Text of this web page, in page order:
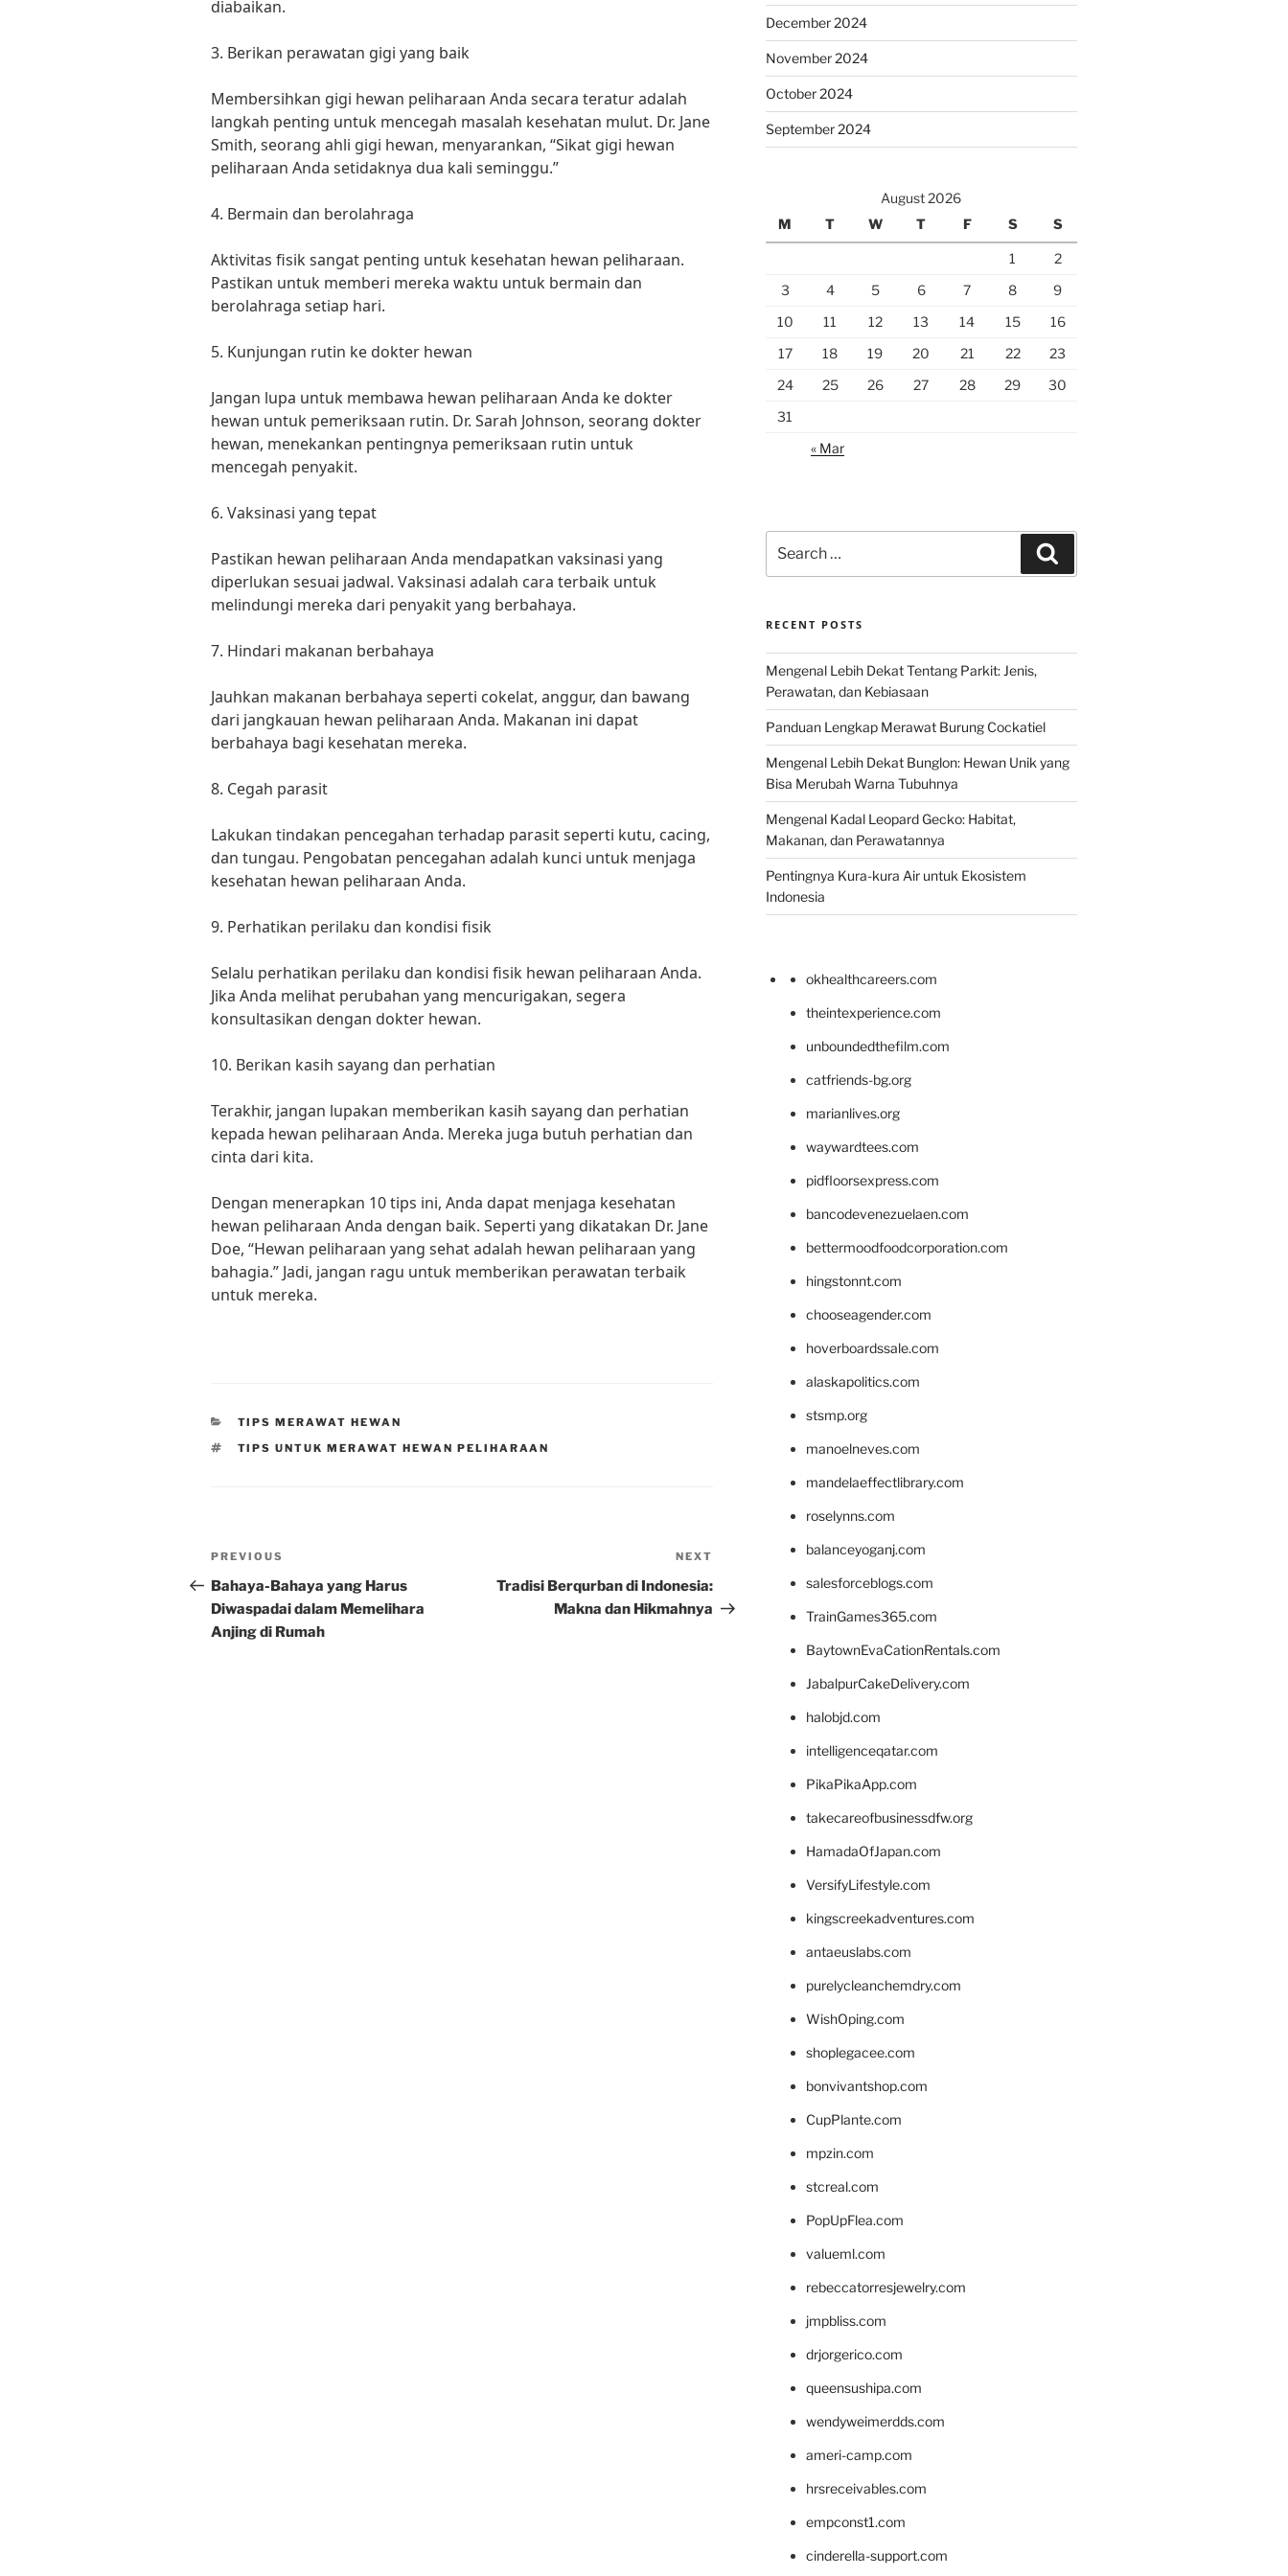
diabaikan.
3. Berikan perawatan gigi yang baik
Membersihkan gigi hewan peliharaan Anda secara teratur adalah
langkah penting untuk mencegah masalah kesehatan mulut. Dr. Jane
Smith, seorang ahli gigi hewan, menyarankan, “Sikat gigi hewan
peliharaan Anda setidaknya dua kali seminggu.”
4. Bermain dan berolahraga
Aktivitas fisik sangat penting untuk kesehatan hewan peliharaan.
Pastikan untuk memberi mereka waktu untuk bermain dan
berolahraga setiap hari.
5. Kunjungan rutin ke dokter hewan
Jangan lupa untuk membawa hewan peliharaan Anda ke dokter
hewan untuk pemeriksaan rutin. Dr. Sarah Johnson, seorang dokter
hewan, menekankan pentingnya pemeriksaan rutin untuk
mencegah penyakit.
6. Vaksinasi yang tepat
Pastikan hewan peliharaan Anda mendapatkan vaksinasi yang
diperlukan sesuai jadwal. Vaksinasi adalah cara terbaik untuk
melindungi mereka dari penyakit yang berbahaya.
7. Hindari makanan berbahaya
Jauhkan makanan berbahaya seperti cokelat, anggur, dan bawang
dari jangkauan hewan peliharaan Anda. Makanan ini dapat
berbahaya bagi kesehatan mereka.
8. Cegah parasit
Lakukan tindakan pencegahan terhadap parasit seperti kutu, cacing,
dan tungau. Pengobatan pencegahan adalah kunci untuk menjaga
kesehatan hewan peliharaan Anda.
9. Perhatikan perilaku dan kondisi fisik
Selalu perhatikan perilaku dan kondisi fisik hewan peliharaan Anda.
Jika Anda melihat perubahan yang mencurigakan, segera
konsultasikan dengan dokter hewan.
10. Berikan kasih sayang dan perhatian
Terakhir, jangan lupakan memberikan kasih sayang dan perhatian
kepada hewan peliharaan Anda. Mereka juga butuh perhatian dan
cinta dari kita.
Dengan menerapkan 10 tips ini, Anda dapat menjaga kesehatan
hewan peliharaan Anda dengan baik. Seperti yang dikatakan Dr. Jane
Doe, “Hewan peliharaan yang sehat adalah hewan peliharaan yang
bahagia.” Jadi, jangan ragu untuk memberikan perawatan terbaik
untuk mereka.
CATEGORIES
TIPS MERAWAT HEWAN
TAGS
TIPS UNTUK MERAWAT HEWAN PELIHARAAN
Post
navigation
Previous
Post
PREVIOUS
Bahaya-Bahaya yang Harus
Diwaspadai dalam Memelihara
Anjing di Rumah
Post
NEXT
Tradisi Berqurban di Indonesia:
Makna dan Hikmahnya
December 2024
November 2024
October 2024
September 2024
August 2026
M
T W T F S S
1
2
3
4 5 6 7 8
9
10
11 12 13 14 15
16
17
18 19 20 21 22
23
24
25 26 27 28 29
30
31
« Mar
for:
RECENT POSTS
Mengenal Lebih Dekat Tentang Parkit: Jenis,
Perawatan, dan Kebiasaan
Panduan Lengkap Merawat Burung Cockatiel
Mengenal Lebih Dekat Bunglon: Hewan Unik yang
Bisa Merubah Warna Tubuhnya
Mengenal Kadal Leopard Gecko: Habitat,
Makanan, dan Perawatannya
Pentingnya Kura-kura Air untuk Ekosistem
Indonesia
okhealthcareers.com
theintexperience.com
unboundedthefilm.com
catfriends-bg.org
marianlives.org
waywardtees.com
pidfloorsexpress.com
bancodevenezuelaen.com
bettermoodfoodcorporation.com
hingstonnt.com
chooseagender.com
hoverboardssale.com
alaskapolitics.com
stsmp.org
manoelneves.com
mandelaeffectlibrary.com
roselynns.com
balanceyoganj.com
salesforceblogs.com
TrainGames365.com
BaytownEvaCationRentals.com
JabalpurCakeDelivery.com
halobjd.com
intelligenceqatar.com
PikaPikaApp.com
takecareofbusinessdfw.org
HamadaOfJapan.com
VersifyLifestyle.com
kingscreekadventures.com
antaeuslabs.com
purelycleanchemdry.com
WishOping.com
shoplegacee.com
bonvivantshop.com
CupPlante.com
mpzin.com
stcreal.com
PopUpFlea.com
valueml.com
rebeccatorresjewelry.com
jmpbliss.com
drjorgerico.com
queensushipa.com
wendyweimerdds.com
ameri-camp.com
hrsreceivables.com
empconst1.com
cinderella-support.com